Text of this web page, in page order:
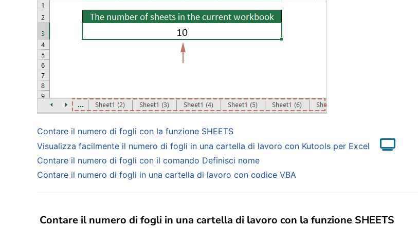
Contare il numero di fogli con la funzione SHEETS
Visualizza facilmente il numero di fogli in una cartella di lavoro con Kutools per Excel
Contare il numero di fogli con il comando Definisci nome
Contare il numero di fogli in una cartella di lavoro con codice VBA
Contare il numero di fogli in una cartella di lavoro con la funzione SHEETS